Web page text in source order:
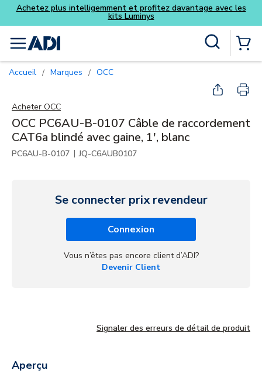
Skip to main content
avec les
menu
Accueil / Marques / OCC
Acheter OCC
OCC PC6AU-B-0107 Câble de raccordement
CAT6a blindé avec gaine, 1', blanc
PC6AU-B-0107 | JQ-C6AUB0107
Se connecter prix revendeur
Connexion
Vous n’êtes pas encore client d’ADI?
Devenir Client
Signaler des erreurs de détail de produit
Aperçu